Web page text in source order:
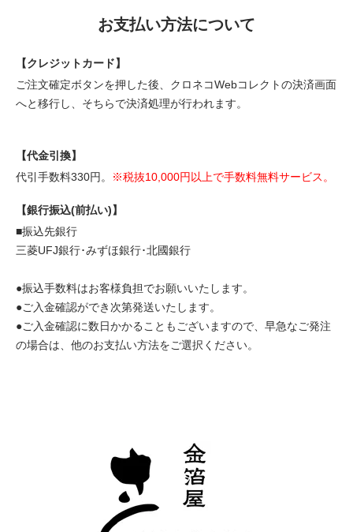
お支払い方法について
【クレジットカード】
ご注文確定ボタンを押した後、クロネコWebコレクトの決済画面
へと移行し、そちらで決済処理が行われます。
【代金引換】
代引手数料330円。
※税抜10,000円以上で手数料無料サービス。
【銀行振込(前払い)】
■振込先銀行
三菱UFJ銀行･みずほ銀行･北國銀行
●振込手数料はお客様負担でお願いいたします。
●ご入金確認ができ次第発送いたします。
●ご入金確認に数日かかることもございますので、早急なご発注
の場合は、他のお支払い方法をご選択ください。